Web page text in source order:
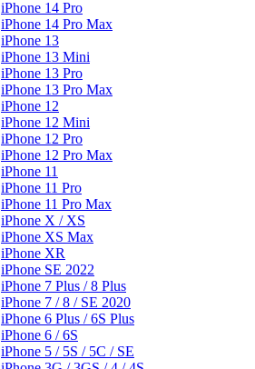
iPhone 14 Pro
iPhone 14 Pro Max
iPhone 13
iPhone 13 Mini
iPhone 13 Pro
iPhone 13 Pro Max
iPhone 12
iPhone 12 Mini
iPhone 12 Pro
iPhone 12 Pro Max
iPhone 11
iPhone 11 Pro
iPhone 11 Pro Max
iPhone X / XS
iPhone XS Max
iPhone XR
iPhone SE 2022
iPhone 7 Plus / 8 Plus
iPhone 7 / 8 / SE 2020
iPhone 6 Plus / 6S Plus
iPhone 6 / 6S
iPhone 5 / 5S / 5C / SE